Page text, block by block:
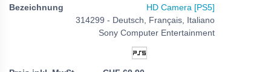
HD Camera [PS5]
314299 - Deutsch, Français, Italiano
Sony Computer Entertainment